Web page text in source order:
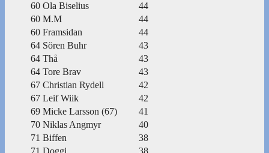
60 Ola Biselius
44
60 M.M
44
60 Framsidan
44
64 Sören Buhr
43
64 Thå
43
64 Tore Brav
43
67 Christian Rydell
42
67 Leif Wiik
42
69 Micke Larsson (67)
41
70 Niklas Angmyr
40
71 Biffen
38